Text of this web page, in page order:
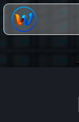
Chuyển
đến
dung